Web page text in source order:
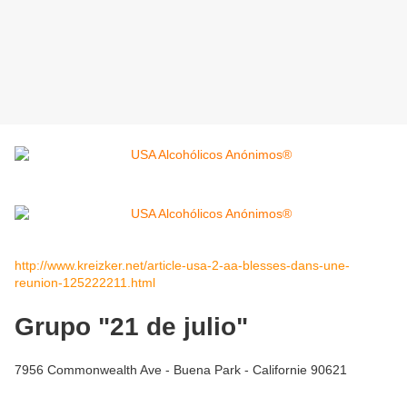
http://www.kreizker.net/article-usa-2-aa-blesses-dans-une-
reunion-125222211.html
Grupo "21 de julio"
7956 Commonwealth Ave‎ - Buena Park - Californie 90621